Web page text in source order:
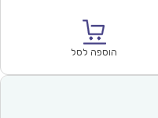
הוספה לסל